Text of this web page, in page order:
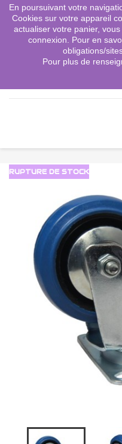
RUPTURE DE STOCK
En poursuivant votre
Cookies sur votre appareil
actualiser votre panier,
connexion. Pour en
obligations/
Pour plus de